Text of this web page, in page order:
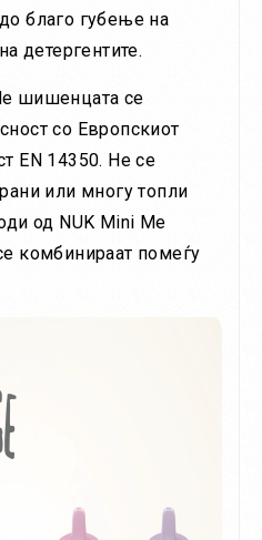
благо губење на
детергентите.
шишенцата се
со Европскиот
ЕN 14350. Не се
или многу топли
од NUK Mini Me
комбинираат помеѓу